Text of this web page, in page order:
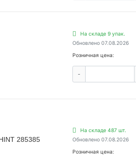
На складе 9 упак.
Обновлено 07.08.2026
Розничная цена:
-
285385
На складе 487 шт.
Обновлено 07.08.2026
Розничная цена: